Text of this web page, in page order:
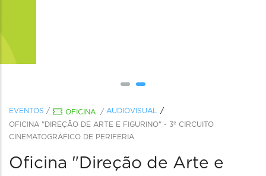
EVENTOS / OFICINA / AUDIOVISUAL
OFICINA "DIREÇÃO DE ARTE E FIGURINO" - 3º CIRCUITO
CINEMATOGRÁFICO DE PERIFERIA
Oficina "Direção de Arte e